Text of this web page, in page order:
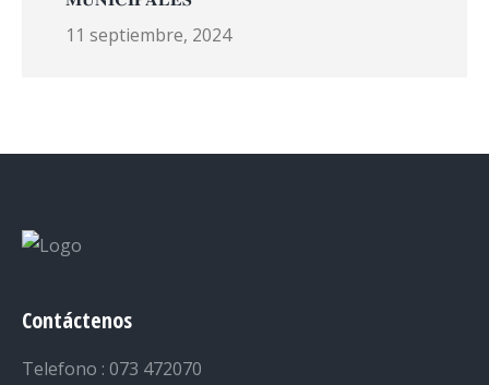
11 septiembre, 2024
Contáctenos
Telefono : 073 472070